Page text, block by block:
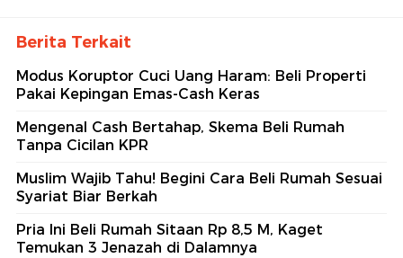
Berita Terkait
Modus Koruptor Cuci Uang Haram: Beli Properti
Pakai Kepingan Emas-Cash Keras
Mengenal Cash Bertahap, Skema Beli Rumah
Tanpa Cicilan KPR
Muslim Wajib Tahu! Begini Cara Beli Rumah Sesuai
Syariat Biar Berkah
Pria Ini Beli Rumah Sitaan Rp 8,5 M, Kaget
Temukan 3 Jenazah di Dalamnya